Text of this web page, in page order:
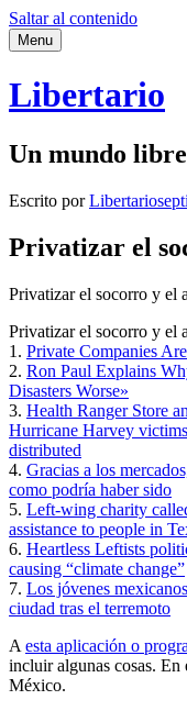
Saltar al contenido
Menu
Libertario
Un mundo libre
Escrito porLibertario
Privatizar el
Privatizar el socorro y el
Privatizar el socorro y el
1. Private Companies
2. Ron Paul Explains
Disasters Worse»
3. Health Ranger Store
Hurricane Harvey
distributed
4. Gracias a los
como podría haber sido
5. Left-wing charity
assistance to people in
6. Heartless Leftists
causing “climate change”
7. Los jóvenes
ciudad tras el terremoto
A esta aplicación o
incluir algunas cosas. En
México.